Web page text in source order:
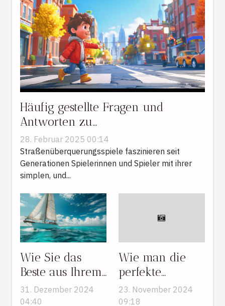
Häufig gestellte Fragen und
Antworten zu
Straßenüberquerungsspielen
28. Februar 2025 00:14
Straßenüberquerungsspiele faszinieren seit
Generationen Spielerinnen und Spieler mit ihrer
simplen, und...
Wie Sie das
Beste aus Ihrem
Segelurlaub
herausholen
31. Dezember 2024
04:40
Wie man die
perfekte
Unterwäsche
für jeden Anlass
23. November 2024
09:18